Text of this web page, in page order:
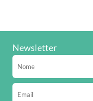
Newsletter